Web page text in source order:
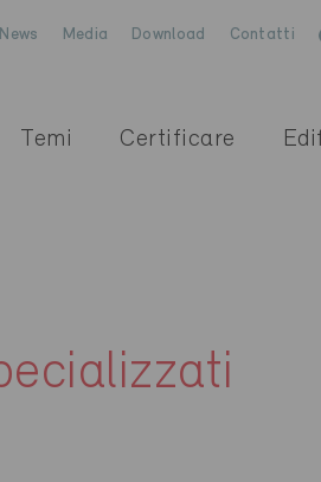
News Media Download Contatti
Temi Certificare